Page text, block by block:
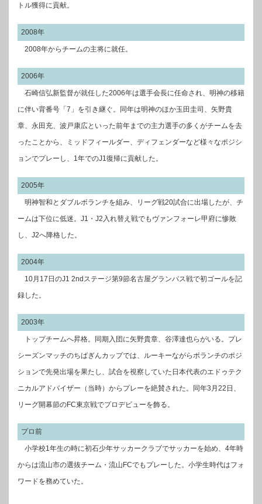
トル獲得に貢献。
2008年
2008年からチームの主将に就任。
2006年
石崎信弘新監督が就任した2006年は選手会長に任命され、明神の移籍
に伴い背番号「7」を引き継ぐ。同年は明神のほか玉田圭司、矢野貴
章、永田充、波戸康広といった前年までの主力選手の多くがチームを去
ったことから、ミッドフィールダー、ディフェンダーなど様々なポジシ
ョンでプレーし、1年でのJ1復帰に貢献した。
2005年
明神智和とダブルボランチを組み、リーグ戦20試合に出場したが、チ
ームは下位に低迷。J1・J2入れ替え戦でもヴァンフォーレ甲府に惨敗
し、J2へ降格した。
2004年
10月17日のJ1 2ndステージ第9節名古屋グランパス戦で初ゴールを記
録した。
2003年
トップチームへ昇格。同期入団に矢野貴章、谷澤達也らがいる。プレ
シーズンマッチのちばぎんカップでは、ルーキーながらボランチのポジ
ションで先発出場を果たし、試合を視察していた日本代表のエドゥテク
ニカルアドバイザー（当時）からプレーを絶賛された。同年3月22日、
リーグ開幕節のFC東京戦でプロデビューを飾る。
プロ前
小学校1年生の時に初石少年サッカークラブでサッカーを始め、4年時
からは流山市の選抜チーム・流山FCでもプレーした。小学生時代はフォ
ワードを務めていた。